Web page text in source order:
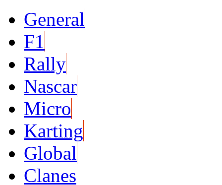
General
F1
Rally
Nascar
Micro
Karting
Global
Clanes